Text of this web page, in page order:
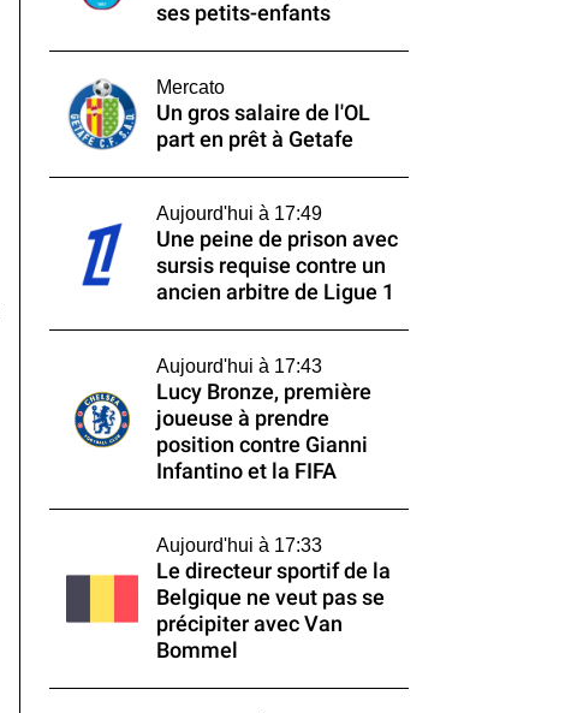
ses petits-enfants
Mercato
Un gros salaire de l'OL
part en prêt à Getafe
Aujourd'hui à 17:49
Une peine de prison avec
sursis requise contre un
ancien arbitre de Ligue 1
Aujourd'hui à 17:43
Lucy Bronze, première
joueuse à prendre
position contre Gianni
Infantino et la FIFA
Aujourd'hui à 17:33
Le directeur sportif de la
Belgique ne veut pas se
précipiter avec Van
Bommel